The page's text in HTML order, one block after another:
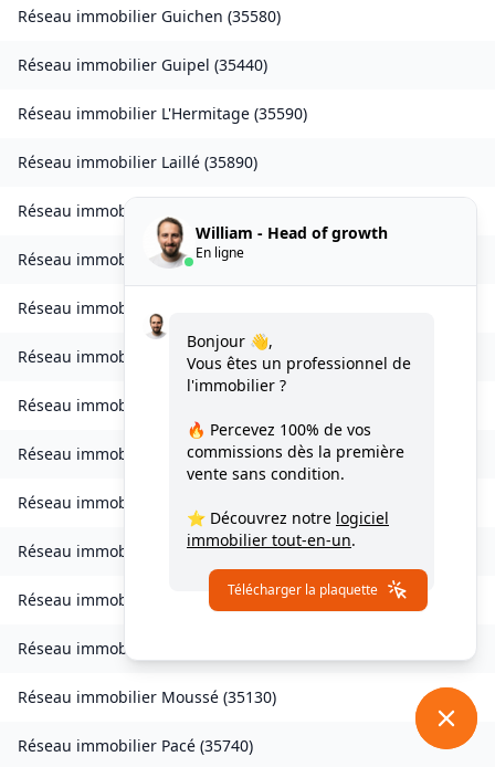
Réseau immobilier Guichen (35580)
Réseau immobilier Guipel (35440)
Réseau immobilier L'Hermitage (35590)
Réseau immobilier Laillé (35890)
Réseau immobilier
Réseau immobilierLivré-sur-Changeon
Réseau immobilier
Réseau immobilier Longaulnay(35190)
Réseau immobilier
Réseau immobilier Louvigné-du-Désert( 35420)
Réseau immobilier
Réseau immobilier Maxent(35380)
Réseau immobilier Meillac 35270)
Réseau immobilier
Réseau immobilier Moussé (35130)
Réseau immobilier Pacé (35740)
William - Head of growth
En ligne
Bonjour 👋,
Vous êtes un professionnel de
l'immobilier ?
🔥 Percevez 100% de vos
commissions dès la première
vente sans condition.
⭐ Découvrez notre logiciel
immobilier tout-en-un.
Télécharger la plaquette